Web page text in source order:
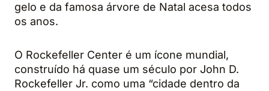
gelo e da famosa árvore de Natal acesa todos
os anos.
O Rockefeller Center é um ícone mundial,
construído há quase um século por John D.
Rockefeller Jr. como uma “cidade dentro da